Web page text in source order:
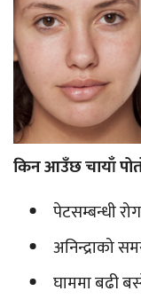
किन आउँछ चायाँ
पेटसम्बन्धी
अनिन्द्राको
घाममा बढी